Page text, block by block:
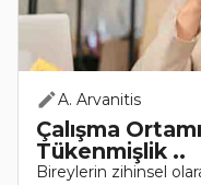
A. Arvanitis
Çalışma
Tükenmişlik ..
Bireylerin zihinsel